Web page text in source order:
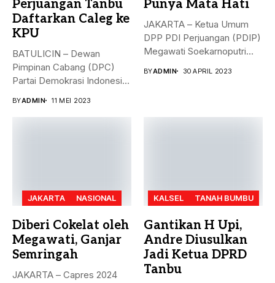
Perjuangan Tanbu
Daftarkan Caleg ke
KPU
BATULICIN – Dewan
Pimpinan Cabang (DPC)
Partai Demokrasi Indonesia
BYADMIN 11 MEI 2023
Punya Mata Hati
JAKARTA – Ketua Umum
DPP PDI Perjuangan (PDIP)
Megawati Soekarnoputri
BYADMIN 30 APRIL 2023
JAKARTA NASIONAL
Diberi Cokelat oleh
Megawati, Ganjar
Semringah
JAKARTA – Capres 2024
KALSEL TANAH BUMBU
Gantikan H Upi,
Andre Diusulkan
Jadi Ketua DPRD
Tanbu